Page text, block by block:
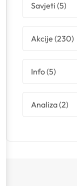
Savjeti (5)
Akcije (230)
Info(5)
Analiza(2)